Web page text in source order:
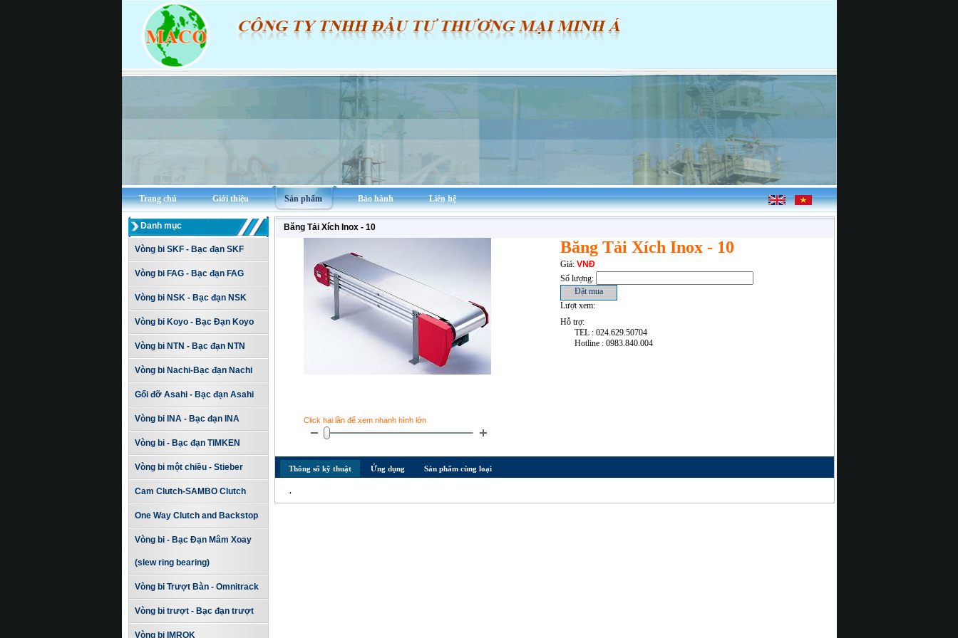
Trang chủ Giới thiệu Sản phẩm Bảo hành Liên hệ
Danh mục
Vòng bi SKF - Bạc đạn SKF
Vòng bi FAG - Bạc đạn FAG
Vòng bi NSK - Bạc đạn NSK
Vòng bi Koyo - Bạc Đạn Koyo
Vòng bi NTN - Bạc đạn NTN
Vòng bi Nachi-Bạc đạn Nachi
Gối đỡ Asahi - Bạc đạn Asahi
Vòng bi INA - Bạc đạn INA
Vòng bi - Bạc đạn TIMKEN
Vòng bi một chiều - Stieber
Cam Clutch-SAMBO Clutch
One Way Clutch and Backstop
Vòng bi - Bạc Đạn Mâm Xoay
(slew ring bearing)
Vòng bi Trượt Bàn - Omnitrack
Vòng bi trượt - Bạc đạn trượt
Vòng bi IMROK
Băng Tải Xích Inox - 10
Click hai lần để xem nhanh hình lớn
Băng Tải Xích Inox - 10
Giá: VNĐ
Số lượng:
Lượt xem:
Hỗ trợ:
TEL : 024.629.50704
Hotline : 0983.840.004
Thông số kỹ thuật Ứng dụng Sản phẩm cùng loại
,